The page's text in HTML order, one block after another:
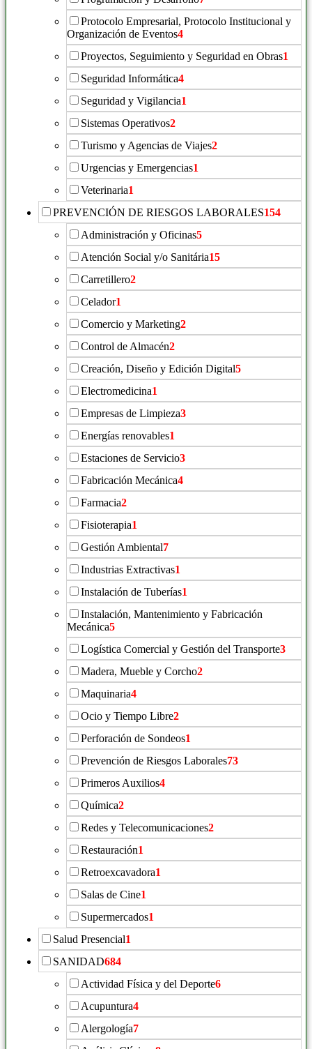
Protocolo Empresarial, Protocolo Institucional y
Organización de Eventos4
Proyectos, Seguimiento y Seguridad en Obras1
Seguridad Informática4
Seguridad y Vigilancia1
Sistemas Operativos2
Turismo y Agencias de Viajes2
Urgencias y Emergencias1
Veterinaria1
PREVENCIÓN DE RIESGOS LABORALES154
Administración y Oficinas5
Atención Social y/o Sanitária15
Carretillero2
Celador1
Comercio y Marketing2
Control de Almacén2
Creación, Diseño y Edición Digital5
Electromedicina1
Empresas de Limpieza3
Energías renovables1
Estaciones de Servicio3
Fabricación Mecánica4
Farmacia2
Fisioterapia1
Gestión Ambiental7
Industrias Extractivas1
Instalación de Tuberías1
Instalación, Mantenimiento y Fabricación
Mecánica5
Logística Comercial y Gestión del Transporte3
Madera, Mueble y Corcho2
Maquinaria4
Ocio y Tiempo Libre2
Perforación de Sondeos1
Prevención de Riesgos Laborales73
Primeros Auxilios4
Química2
Redes y Telecomunicaciones2
Restauración1
Retroexcavadora1
Salas de Cine1
Supermercados1
Salud Presencial1
SANIDAD684
Actividad Física y del Deporte6
Acupuntura4
Alergología7